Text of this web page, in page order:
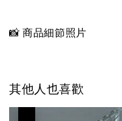
📸 商品細節照片
其他人也喜歡